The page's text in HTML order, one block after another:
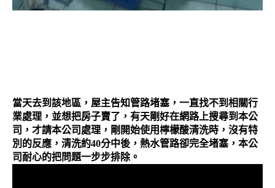
當天去到該地區，屋主告知管路堵塞，一直找不到相關行
業處理，並想把房子賣了，有天剛好在網路上搜尋到本公
司，才請本公司處理，剛開始使用檸檬酸清洗時，沒有特
別的反應，清洗約40分中後，熱水管路卻完全堵塞，本公
司耐心的把問題一步步排除。